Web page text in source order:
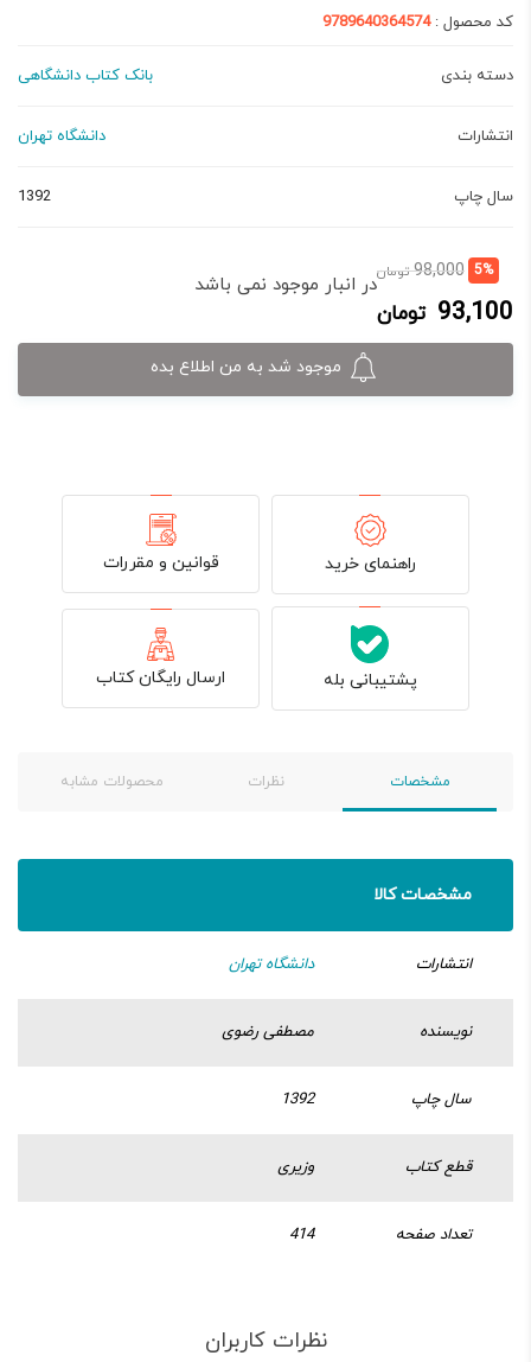
کد محصول :9789640364574
دسته بندی بانک کتاب دانشگاهی
انتشارات دانشگاه تهران
سال چاپ 1392
5%
98,000 تومانقیمت
اصلی:
93,100 تومان
قیمت
فعلی:
93,100 تومان.
در انبار موجود نمی باشد
موجود شد به من اطلاع بده
راهنمای خرید قوانین و مقررات
پشتیبانی بله ارسال رایگان کتاب
مشخصات نظرات محصولات مشابه
مشخصات کالا
انتشارات دانشگاه تهران
نویسنده مصطفی رضوی
سال چاپ 1392
قطع کتاب وزیری
تعداد صفحه 414
نظرات کاربران